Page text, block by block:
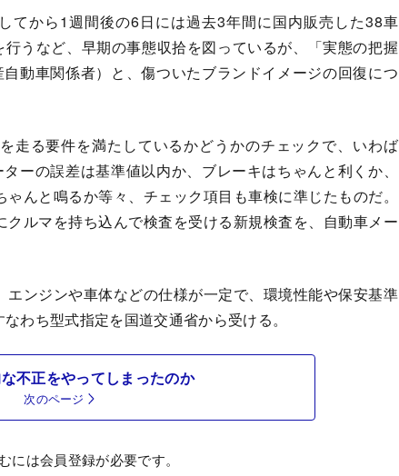
てから1週間後の6日には過去3年間に国内販売した38車
うなど、早期の事態収拾を図っているが、「実態の把握
動車関係者）と、傷ついたブランドイメージの回復につ
走る要件を満たしているかどうかのチェックで、いわば
ーの誤差は基準値以内か、ブレーキはちゃんと利くか、
んと鳴るか等々、チェック項目も車検に準じたものだ。
ルマを持ち込んで検査を受ける新規検査を、自動車メー
ンジンや車体などの仕様が一定で、環境性能や保安基準
わち型式指定を国道交通省から受ける。
不正をやってしまったのか
次のページ
には会員登録が必要です。